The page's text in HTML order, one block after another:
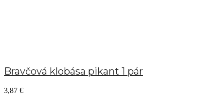
Bravčová klobása pikant 1 pár
3,87 €